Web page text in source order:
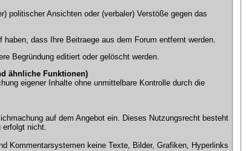
politischer Ansichten oder (verbaler) Verstöße gegen das
dass Ihre Beitraege aus dem Forum entfernt werden.
Begründung editiert oder gelöscht werden.
ähnliche Funktionen)
eigener Inhalte ohne unmittelbare Kontrolle durch die
auf dem Angebot ein. Dieses Nutzungsrecht besteht
erfolgt nicht.
Kommentarsystemen keine Texte, Bilder, Grafiken, Hyperlinks